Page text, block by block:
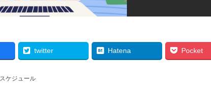
twitter Hatena Pocket
スケジュール